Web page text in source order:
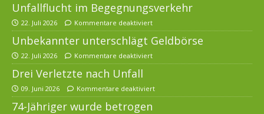
Unfallflucht im Begegnungsverkehr
22. Juli 2026 Kommentare deaktiviert
Unbekannter unterschlägt Geldbörse
22. Juli 2026 Kommentare deaktiviert
Drei Verletzte nach Unfall
09. Juni 2026 Kommentare deaktiviert
74-Jähriger wurde betrogen